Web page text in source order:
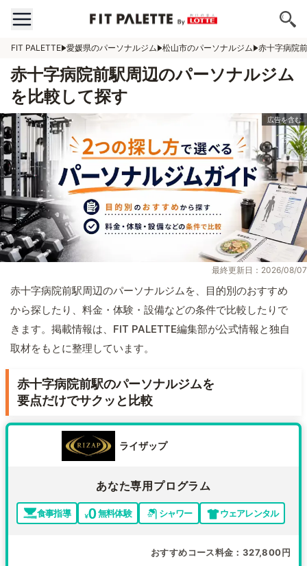
FIT PALETTE 愛媛県のパーソナルジム 松山市のパーソナルジム 赤十字病院
赤十字病院前駅周辺のパーソナルジム
を比較して探す
最終更新日：2026/08/07
赤十字病院前駅周辺のパーソナルジムを、目的別のおすすめ
から探したり、料金・体験・設備などの条件で比較したりで
きます。掲載情報は、FIT PALETTE編集部が公式情報と独自
取材をもとに整理しています。
赤十字病院前駅のパーソナルジムを
要点だけでサクッと比較
ライザップ
あなた専用プログラム
食事指導 無料体験 シャワー ウェアレンタル
おすすめコース料金 327,800円